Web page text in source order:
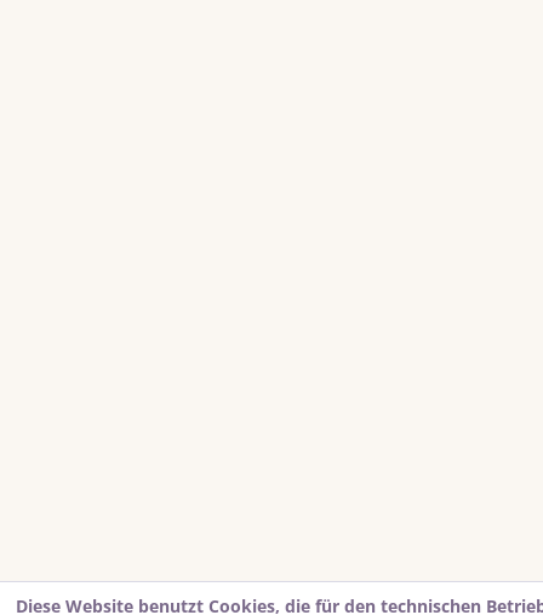
Diese Website benutzt Cookies, die für den technischen